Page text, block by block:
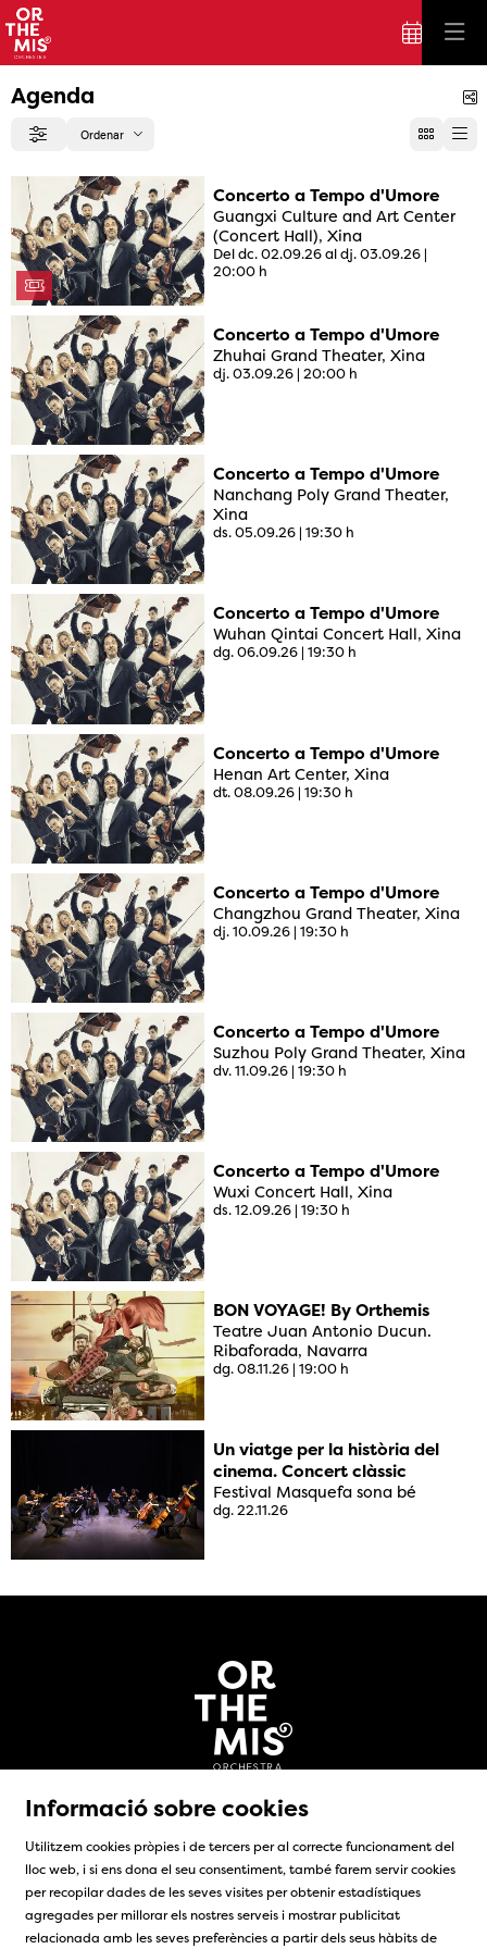
Agenda
Filtrar Ordenar
Concerto a Tempo d'Umore
Guangxi Culture and Art Center
(Concert Hall), Xina
Del dc. 02.09.26al dj. 03.09.26 |
20:00 h
Concerto a Tempo d'Umore
Zhuhai Grand Theater, Xina
dj. 03.09.26 |20:00 h
Concerto a Tempo d'Umore
Nanchang Poly Grand Theater,
Xina
ds. 05.09.26 |19:30 h
Concerto a Tempo d'Umore
Wuhan Qintai Concert Hall, Xina
dg. 06.09.26 |19:30 h
Concerto a Tempo d'Umore
Henan Art Center, Xina
dt. 08.09.26 |19:30 h
Concerto a Tempo d'Umore
Changzhou Grand Theater, Xina
dj. 10.09.26 |19:30 h
Concerto a Tempo d'Umore
Suzhou Poly Grand Theater, Xina
dv. 11.09.26 |19:30 h
Concerto a Tempo d'Umore
Wuxi Concert Hall, Xina
ds. 12.09.26 |19:30 h
BON VOYAGE! By Orthemis
Teatre Juan Antonio Ducun.
Ribaforada, Navarra
dg. 08.11.26 |19:00 h
Un viatge per la història del
cinema. Concert clàssic
Festival Masquefa sona bé
dg. 22.11.26
Sitemap | Avís legal | Ús de cookies | Contacte
Informació sobre cookies
Utilitzem cookies pròpies i de tercers per al correcte funcionament del
lloc web, i si ens dona el seu consentiment, també farem servir cookies
per recopilar dades de les seves visites per obtenir estadístiques
agregades per millorar els nostres serveis i mostrar publicitat
relacionada amb les seves preferències a partir dels seus hàbits de